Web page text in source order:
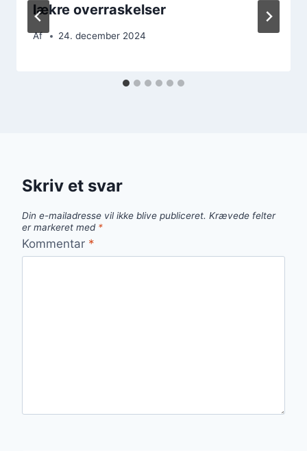
lækre overraskelser
Af 24. december 2024
Skriv et svar
Din e-mailadresse vil ikke blive publiceret. Krævede felter
er markeret med *
Kommentar *